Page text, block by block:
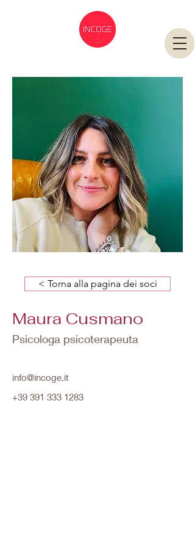
< Torna alla pagina dei soci
Maura Cusmano
Psicologa psicoterapeuta
info@incoge.it
+39 391 333 1283